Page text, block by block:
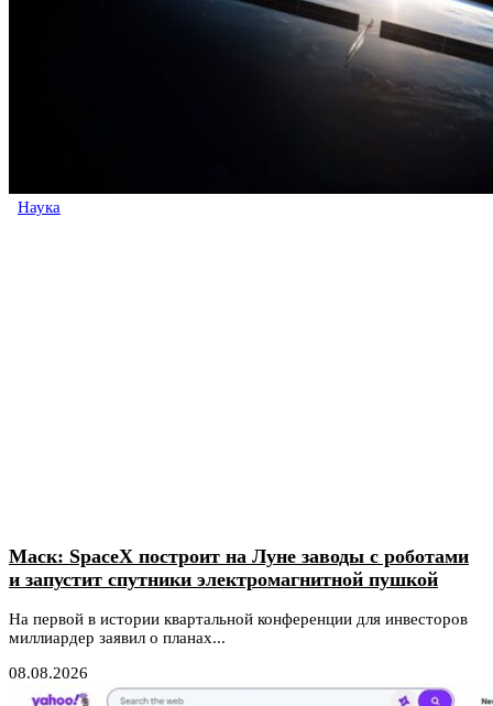
Наука
Маск: SpaceX построит на Луне заводы с роботами
и запустит спутники электромагнитной пушкой
На первой в истории квартальной конференции для инвесторов
миллиардер заявил о планах...
08.08.2026